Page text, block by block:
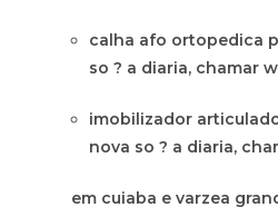
calha afo ortopedica
so ? a diaria, chamar
imobilizador
nova so ? a diaria,
em cuiaba e varzea